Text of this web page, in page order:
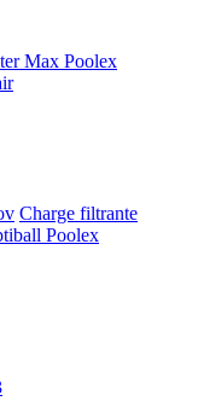
Max Poolex
Charge filtrante
Poolex